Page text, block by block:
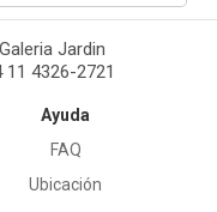
Jardin
4326-2721
Ayuda
FAQ
Ubicación